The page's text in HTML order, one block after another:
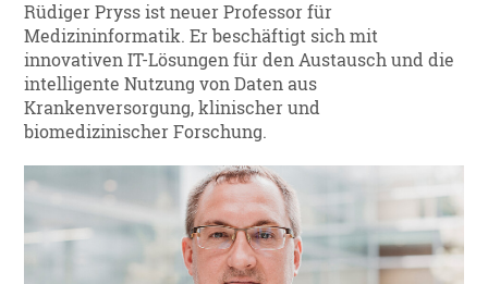
Rüdiger Pryss ist neuer Professor für
Medizininformatik. Er beschäftigt sich mit
innovativen IT-Lösungen für den Austausch und die
intelligente Nutzung von Daten aus
Krankenversorgung, klinischer und
biomedizinischer Forschung.